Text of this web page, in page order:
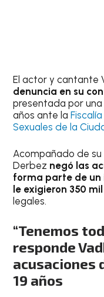
El actor y cantante
denuncia en su
presentada por
años ante la
Sexuales de la
Acompañado de su
Derbez negó las
forma parte de un
le exigieron 350
legales.
“Tenemos
responde
acusaciones
19 años